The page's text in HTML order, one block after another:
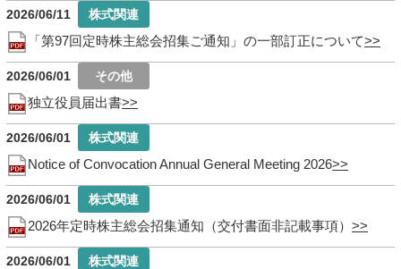
2026/06/11
「第97回定時株主総会招集ご通知」の一部訂正について
2026/06/01
独立役員届出書
2026/06/01
Notice of Convocation Annual General Meeting 2026
2026/06/01
2026年定時株主総会招集通知（交付書面非記載事項）
2026/06/01